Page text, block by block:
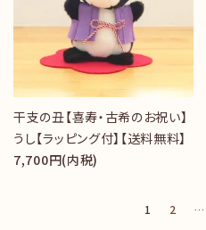
干支の丑【喜寿・古希のお祝い】
うし【ラッピング付】【送料無料】
7,700円(内税)
1 2 …